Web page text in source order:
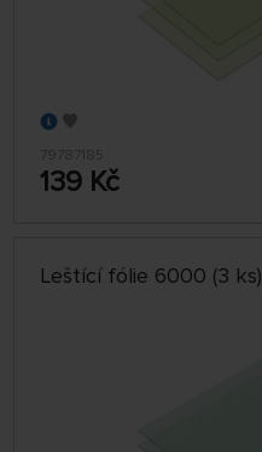
79787185
139 Kč
Leštící fólie 6000 (3 ks)